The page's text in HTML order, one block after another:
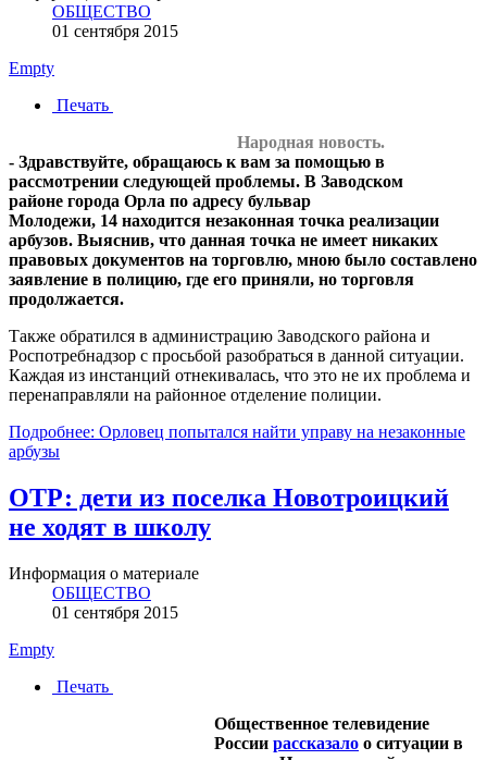
ОБЩЕСТВО
01 сентября 2015
Empty
Печать
Народная новость.
- Здравствуйте, обращаюсь к вам за помощью в
рассмотрении следующей проблемы. В Заводском
районе города Орла по адресу бульвар
Молодежи, 14 находится незаконная точка реализации
арбузов. Выяснив, что данная точка не имеет никаких
правовых документов на торговлю, мною было составлено
заявление в полицию, где его приняли, но торговля
продолжается.
Также обратился в администрацию Заводского района и
Роспотребнадзор с просьбой разобраться в данной ситуации.
Каждая из инстанций отнекивалась, что это не их проблема и
перенаправляли на районное отделение полиции.
Подробнее: Орловец попытался найти управу на незаконные
арбузы
ОТР: дети из поселка Новотроицкий
не ходят в школу
Информация о материале
ОБЩЕСТВО
01 сентября 2015
Empty
Печать
Общественное телевидение
России рассказало о ситуации в